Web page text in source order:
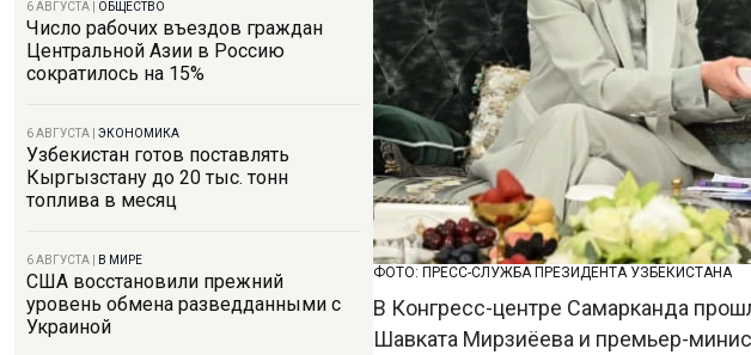
6 АВГУСТА ОБЩЕСТВО
Число рабочих въездов граждан
Центральной Азии в Россию
сократилось на 15%
6 АВГУСТА ЭКОНОМИКА
Узбекистан готов поставлять
Кыргызстану до 20 тыс. тонн
топлива в месяц
6 АВГУСТА В МИРЕ
США восстановили прежний
уровень обмена разведданными с
Украиной
ФОТО: ПРЕСС-СЛУЖБА ПРЕЗИДЕНТА УЗБЕКИСТАНА
В Конгресс-центре Самарканда
Шавката Мирзиёева и премьер-